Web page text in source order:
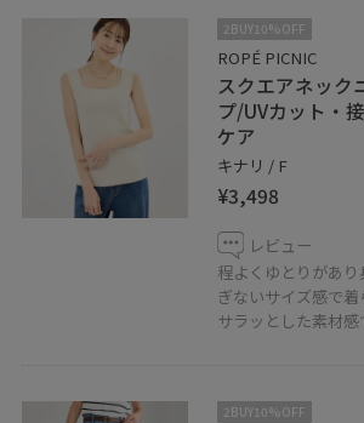
2BUY10%OFF
ROPÉ PICNIC
スクエアネック
プ/UVカット・
ケア
キナリ / F
¥3,498
レビュー
程よくゆとりがあ
ぎないサイズ感で着
サラッとした素材
2BUY10%OFF